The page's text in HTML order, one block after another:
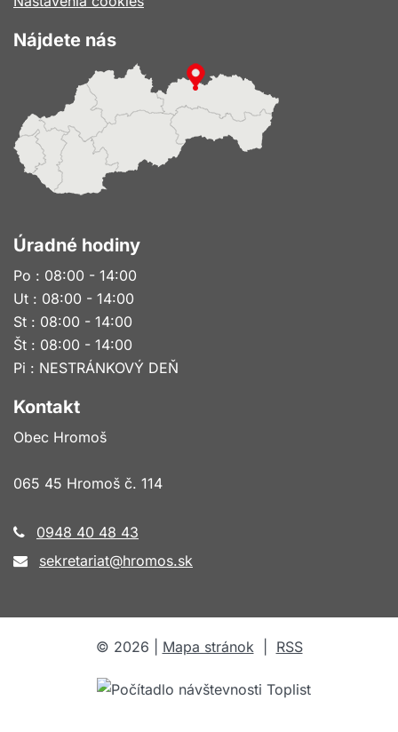
Nájdete nás
Úradné hodiny
Po : 08:00 - 14:00
Ut : 08:00 - 14:00
St : 08:00 - 14:00
Št : 08:00 - 14:00
Pi : NESTRÁNKOVÝ DEŇ
Kontakt
Obec Hromoš
065 45 Hromoš č. 114
0948 40 48 43
sekretariat@hromos.sk
© 2026 Mapa stránok| RSS